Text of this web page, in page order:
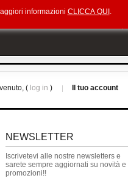
Il tuo account
( log in )
NEWSLETTER
Iscrivetevi alle nostre newsletters e
sarete sempre aggiornati su novità e
promozioni!!
informazioni CLICCA QUI .